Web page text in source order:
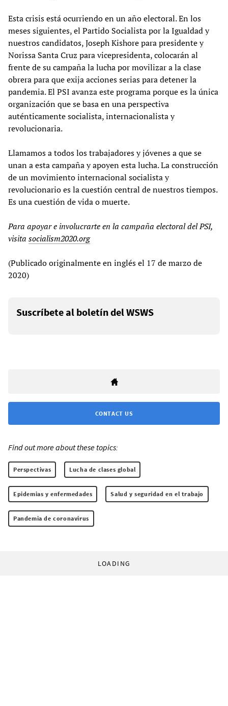
Esta crisis está ocurriendo en un año electoral. En los
meses siguientes, el Partido Socialista por la Igualdad y
nuestros candidatos, Joseph Kishore para presidente y
Norissa Santa Cruz para vicepresidenta, colocarán al
frente de su campaña la lucha por movilizar a la clase
obrera para que exija acciones serias para detener la
pandemia. El PSI avanza este programa porque es la única
organización que se basa en una perspectiva
auténticamente socialista, internacionalista y
revolucionaria.
Llamamos a todos los trabajadores y jóvenes a que se
unan a esta campaña y apoyen esta lucha. La construcción
de un movimiento internacional socialista y
revolucionario es la cuestión central de nuestros tiempos.
Es una cuestión de vida o muerte.
Para apoyar e involucrarte en la campaña electoral del PSI,
visita socialism2020.org
(Publicado originalmente en inglés el 17 de marzo de
2020)
Suscríbete al boletín del WSWS
CONTACT US
Find out more about these topics:
Perspectivas Lucha de clases global
Epidemias y enfermedades Salud y seguridad en el trabajo
Pandemia de coronavirus
LOADING